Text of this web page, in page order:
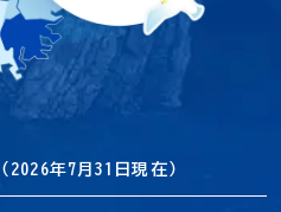
（2026年7月31日現在）